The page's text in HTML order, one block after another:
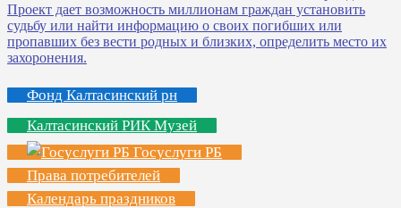
Фонд Калтасинский рн
Калтасинский РИК Музей
Госуслуги РБ
Права потребителей
Календарь праздников